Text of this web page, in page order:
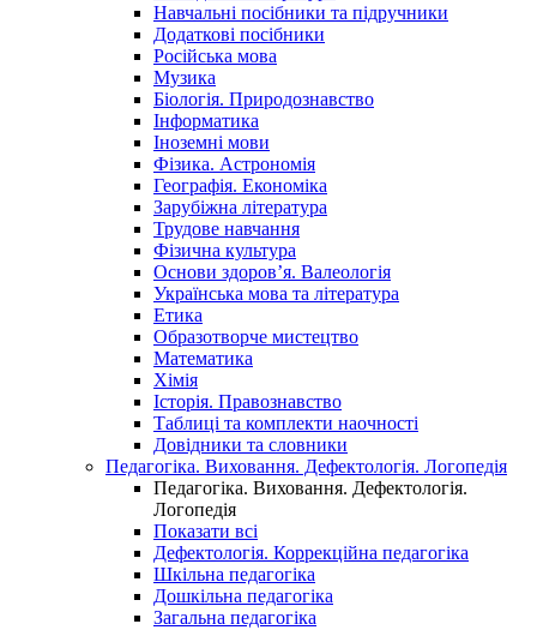
Навчальні посібники та підручники
Додаткові посібники
Російська мова
Музика
Біологія. Природознавство
Інформатика
Іноземні мови
Фізика. Астрономія
Географія. Економіка
Зарубіжна література
Трудове навчання
Фізична культура
Основи здоров’я. Валеологія
Українська мова та література
Етика
Образотворче мистецтво
Математика
Хімія
Історія. Правознавство
Таблиці та комплекти наочності
Довідники та словники
Педагогіка. Виховання. Дефектологія. Логопедія
Педагогіка. Виховання. Дефектологія.
Логопедія
Показати всі
Дефектологія. Коррекційна педагогіка
Шкільна педагогіка
Дошкільна педагогіка
Загальна педагогіка